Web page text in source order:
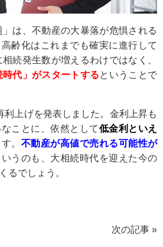
」は、不動産の大暴落が危惧される
齢化はこれまでも確実に進行して
続発生数が増えるわけではなく、
代」がスタートするということで
利上げを発表しました。金利上昇も
ことに、依然として低金利といえ
。 不動産が高値で売れる可能性が
いうのも、大相続時代を迎えた今の
るでしょう。
次の記事 »